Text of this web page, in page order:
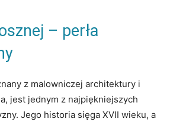
– perła
z ‌malowniczej ⁣architektury i
jest ⁢jednym‌ z najpiękniejszych
Jego historia sięga XVII wieku, a